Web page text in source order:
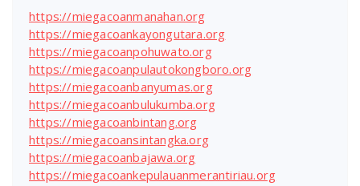
https://miegacoanmanahan.org
https://miegacoankayongutara.org
https://miegacoanpohuwato.org
https://miegacoanpulautokongboro.org
https://miegacoanbanyumas.org
https://miegacoanbulukumba.org
https://miegacoanbintang.org
https://miegacoansintangka.org
https://miegacoanbajawa.org
https://miegacoankepulauanmerantiriau.org